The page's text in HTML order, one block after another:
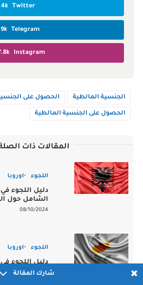
Twitter
Telegram
Instagram
الجنسية المالطية الحصول على
الحصول على الجنسية المالطية
المقالات ذات
اللجوء اوروبا
دليل اللجوء في
الشامل حول
08/10/2024
اللجوء اوروبا
دليل اللجوء
(الدليل
شارك المقالة